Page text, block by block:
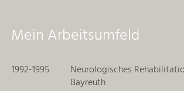
Mein Arbeitsumfeld
1992-1995
Neurologisches
Bayreuth